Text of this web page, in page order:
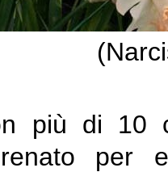
più di 10
per